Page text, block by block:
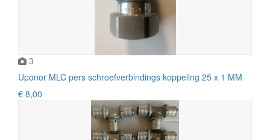
3
Uponor MLC pers schroefverbindings koppeling 25 x 1 MM
€ 8,00